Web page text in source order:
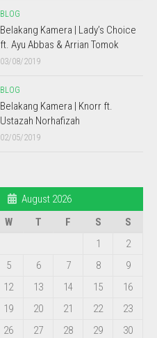
BLOG
Belakang Kamera | Lady’s Choice
ft. Ayu Abbas & Arrian Tomok
03/08/2019
BLOG
Belakang Kamera | Knorr ft.
Ustazah Norhafizah
02/05/2019
August 2026
W T F S
S
1
2
5 6 7 8
9
12 13 14 15
16
19 20 21 22
23
26 27 28 29
30